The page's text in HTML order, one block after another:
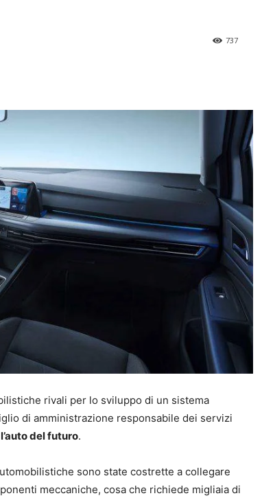
737
rivali per lo sviluppo di un sistema
di amministrazione responsabile dei servizi
l’auto del futuro.
sono state costrette a collegare
meccaniche, cosa che richiede migliaia di